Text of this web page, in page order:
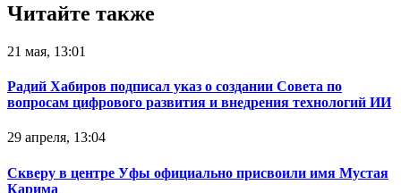
Читайте также
21 мая, 13:01
Радий Хабиров подписал указ о создании Совета по
вопросам цифрового развития и внедрения технологий ИИ
29 апреля, 13:04
Скверу в центре Уфы официально присвоили имя Мустая
Карима